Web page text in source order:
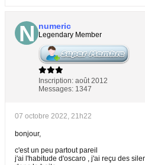
numeric
Legendary Member
Inscription: août 2012
Messages: 1347
07 octobre 2022, 21h22
bonjour,
c'est un peu partout pareil
j'ai l'habitude d'oscaro , j'ai reçu des